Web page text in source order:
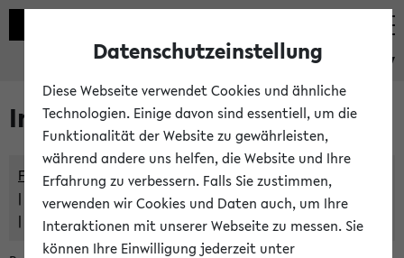
eKVV
Im eKVV verwaltete Räume
Freie Räume und Veranstaltungsüberschneidungen
Raumüberschneidungen
Hinweise der zentralen Raumvergabe
Datenschutzeinstellung
Diese Webseite verwendet Cookies und ähnliche
Technologien. Einige davon sind essentiell, um die
Funktionalität der Website zu gewährleisten,
während andere uns helfen, die Website und Ihre
Erfahrung zu verbessern. Falls Sie zustimmen,
verwenden wir Cookies und Daten auch, um Ihre
Interaktionen mit unserer Webseite zu messen. Sie
können Ihre Einwilligung jederzeit unter